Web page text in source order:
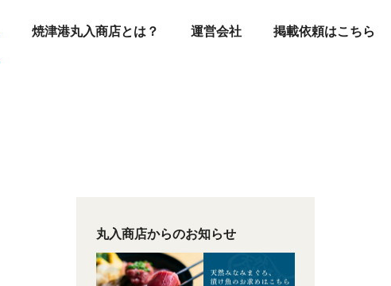
焼津港丸入商店とは？ 運営会社 掲載依頼はこちら
丸入商店からのお知らせ